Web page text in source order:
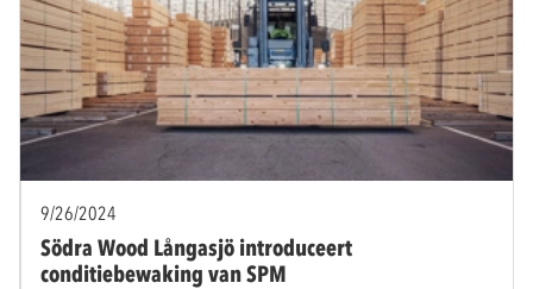
9/26/2024
Södra Wood Långasjö introduceert
conditiebewaking van SPM